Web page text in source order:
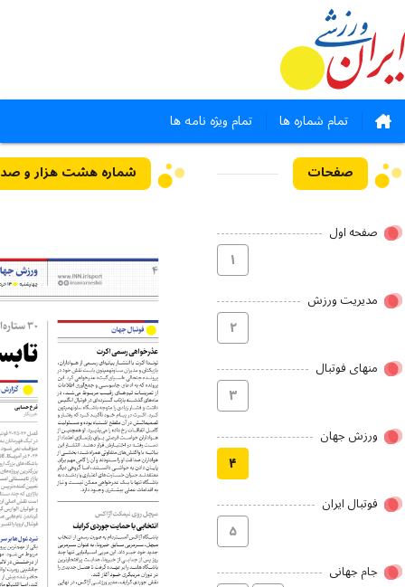
تمام شماره ها تمام ویژه نامه ها
صفحات
صفحه اول
۱
مدیریت ورزش
۲
منهای فوتبال
۳
ورزش جهان
۴
فوتبال ایران
۵
جام جهانی
شماره هشت هزار و صد و سی -